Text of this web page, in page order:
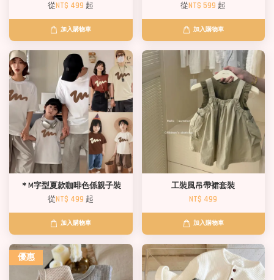
從NT$ 499起
加入購物車
從NT$ 599起
加入購物車
＊M字型夏款咖啡色係親子裝
從NT$ 499起
加入購物車
工裝風吊帶裙套裝
NT$ 499
加入購物車
優惠